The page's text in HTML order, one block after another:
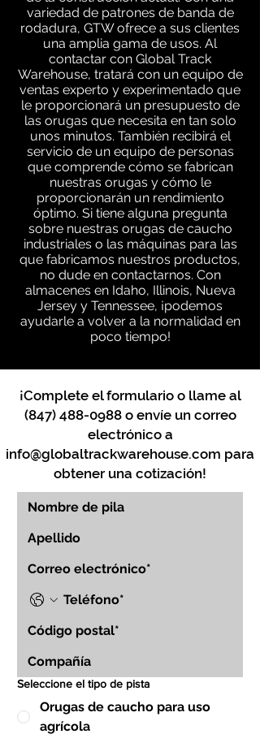
variedad de patrones de banda de
rodadura, GTW ofrece a sus clientes
una amplia gama de usos. Al
contactar con Global Track
Warehouse, tratará con un equipo de
ventas experto y experimentado que
le proporcionará un presupuesto de
las orugas que necesita en tan solo
unos minutos. También recibirá el
servicio de un equipo de personas
que comprende cómo se fabrican
nuestras orugas y cómo le
proporcionarán un rendimiento
óptimo. Si tiene alguna pregunta
sobre nuestras orugas de caucho
industriales o las máquinas para las
que fabricamos nuestros productos,
no dude en contactarnos. Con
almacenes en Idaho, Illinois, Nueva
Jersey y Tennessee, ¡podemos
ayudarle a volver a la normalidad en
poco tiempo!
¡Complete el formulario o llame al
(847) 488-0988o envíe un correo
electrónico a
info@globaltrackwarehouse.com para
obtener una cotización!
Seleccione el tipo de pista
Orugas de caucho para uso
agrícola